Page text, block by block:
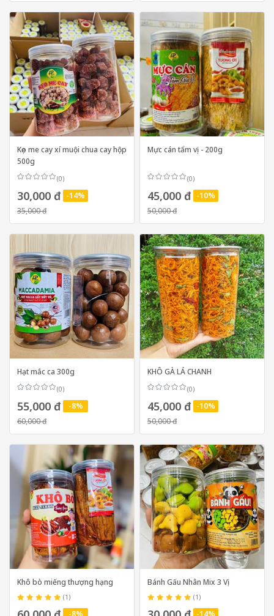
Kẹo me cay xí muội chua cay hộp
500g
(0)
30,000 đ -14%
35,000 đ
Mực cán tẩm vị - 200g
(0)
45,000 đ -10%
50,000 đ
Hạt mắc ca 300g
(0)
55,000 đ
-8%
60,000 đ
KHÔ GÀ LÁ CHANH
(0)
45,000 đ -10%
50,000 đ
Khô bò miếng thượng hạng
(1)
Bánh Gấu Nhân Mix 3 Vị
(1)